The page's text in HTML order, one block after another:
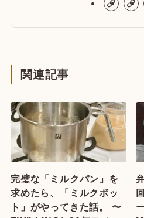
関連記事
完璧な「ミルクパン」を
求めたら、「ミルクポッ
ト」がやってきた話。 〜